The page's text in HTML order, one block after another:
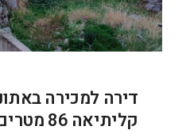
דירה למכירה
קליתיאה 86 מטרים